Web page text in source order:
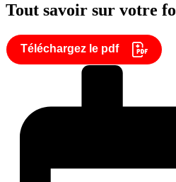
Tout savoir sur votre
Téléchargez le pdf